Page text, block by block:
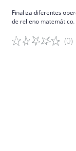
Finaliza diferentes
de relleno matemático.
(0)